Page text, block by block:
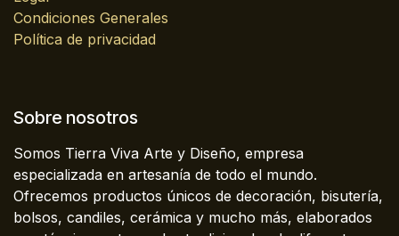
Condiciones Generales
Política de privacidad
Sobre nosotros
Somos Tierra Viva Arte y Diseño, empresa
especializada en artesanía de todo el mundo.
Ofrecemos productos únicos de decoración, bisutería,
bolsos, candiles, cerámica y mucho más, elaborados